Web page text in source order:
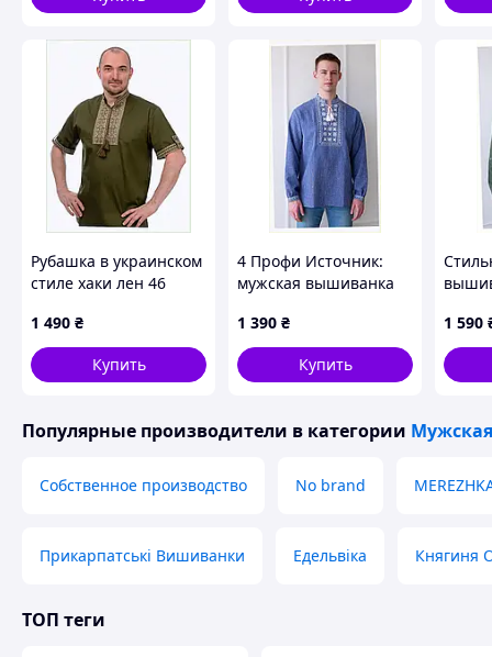
Рубашка в украинском
стиле хаки лен 46
1 490 ₴
Купить
4 Профи Источник:
мужская вышиванка
HC8613893
1 390 ₴
Купить
1 590
Популярные производители в категории
Собственное производство No brand
Прикарпатські Вишиванки Едельвіка Княгиня
ТОП теги